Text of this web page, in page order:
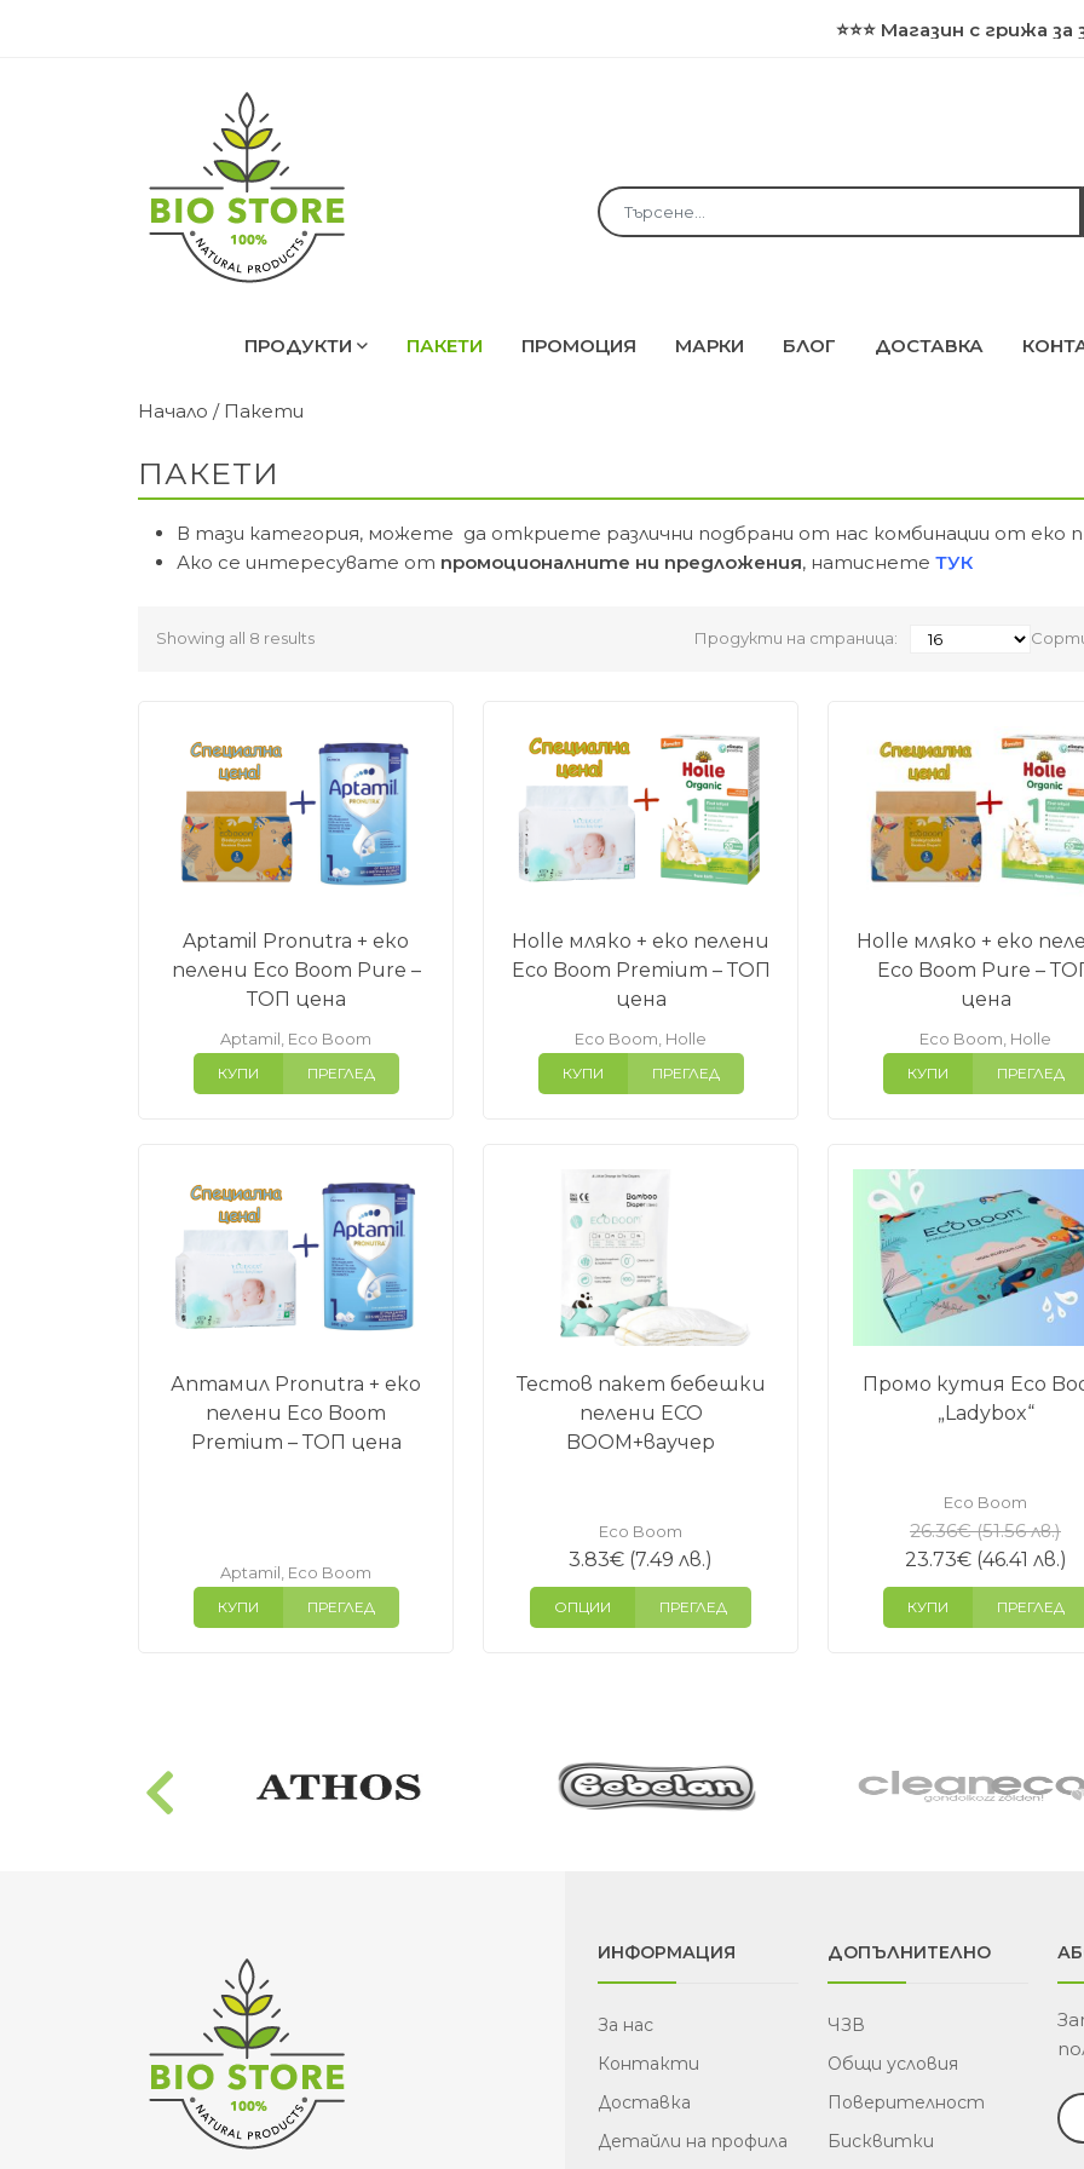
⭐⭐⭐ Магазин с грижа за
ПРОДУКТИ ПАКЕТИ ПРОМОЦИЯ МАРКИ БЛОГ ДОСТАВКА
Начало / Пакети
ПАКЕТИ
В тази категория, можете да откриете различни подбрани от нас комбинации от еко
Ако се интересувате от промоционалните ни предложения, натиснете ТУК
Showing all 8 results Продукти на страница:
Aptamil Pronutra + еко
пелени Eco Boom Pure –
ТОП цена
Aptamil Eco Boom
КУПИ ПРЕГЛЕД
Holle мляко + еко пелени
Eco Boom Premium – ТОП
цена
Eco Boom Holle
КУПИ ПРЕГЛЕД
Holle мляко + еко
Eco Boom Pure –
цена
Eco Boom Holle
КУПИ ПРЕГЛЕД
Аптамил Pronutra + еко
пелени Eco Boom
Premium – ТОП цена
Aptamil Eco Boom
КУПИ ПРЕГЛЕД
Тестов пакет бебешки
пелени ECO
BOOM+ваучер
Eco Boom
3.83€ (7.49 лв.)
ОПЦИИ ПРЕГЛЕД
Промо кутия Eco
„Ladybox“
Eco Boom
26.36€(51.56 лв.)
23.73€(46.41 лв.)
КУПИ ПРЕГЛЕД
ИНФОРМАЦИЯ
За нас
Контакти
Доставка
Детайли на профила
ДОПЪЛНИТЕЛНО
ЧЗВ
Общи условия
Поверителност
Бисквитки